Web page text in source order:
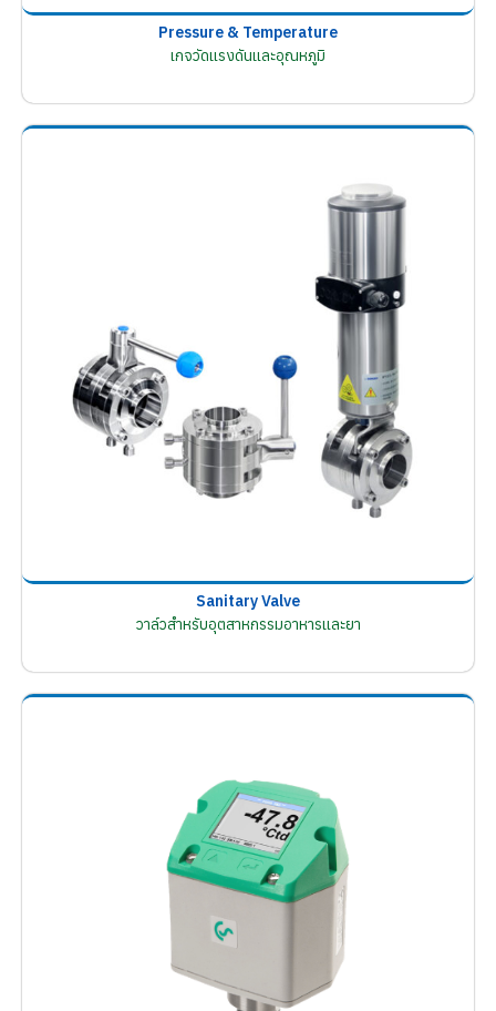
Pressure & Temperature
เกจวัดแรงดันและอุณหภูมิ
Sanitary Valve
วาล์วสำหรับอุตสาหกรรมอาหารและยา